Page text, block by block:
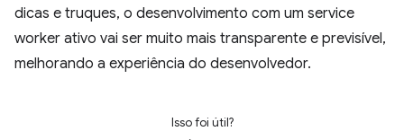
dicas e truques, o desenvolvimento com um service
worker ativo vai ser muito mais transparente e previsível,
melhorando a experiência do desenvolvedor.
Isso foi útil?